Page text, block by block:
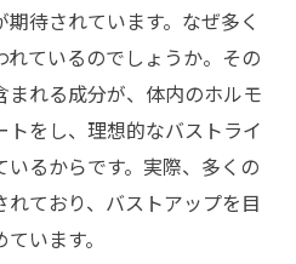
待されています。なぜ多く
ているのでしょうか。その
れる成分が、体内のホルモ
をし、理想的なバストライ
るからです。実際、多くの
ており、バストアップを目
います。